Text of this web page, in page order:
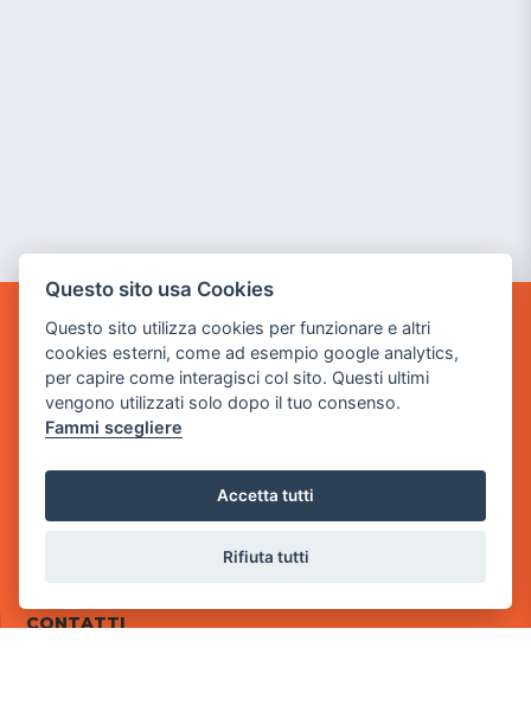
POWER GAME SRL
Sede Legale
via Villaggio dei Platani, 3
- 25014 Castenedolo, Brescia
via Industriale, 2 - 25082 Botticino, BS
Partita iva 03308130982
CONTATTI
Questo sito usa Cookies
Questo sito utilizza cookies per funzionare e altri
cookies esterni, come ad esempio google analytics,
per capire come interagisci col sito. Questi ultimi
vengono utilizzati solo dopo il tuo consenso.
Fammi scegliere
Accetta tutti
Rifiuta tutti